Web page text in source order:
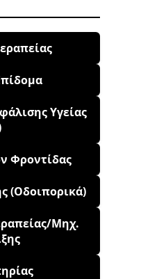
Υγείας
Φροντίδας
(Οδοιπορικά)
Μηχ.